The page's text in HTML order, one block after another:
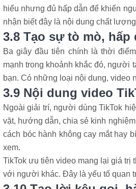
hiểu nhưng đủ hấp dẫn để khiến
nhận biết đây là nội dung chất
3.8 Tạo sự tò mò, hấp
Ba giây đầu tiên chính là thời
mạnh trong khoảnh khắc đó, người
bạn. Có những loại nội dung, video
3.9 Nội dung video
Ngoài giải trí, người dùng TikTok
vặt, hướng dẫn, chia sẻ kinh
cách bóc hành không cay mắt hay
xem.
TikTok ưu tiên video mang lại giá
với người khác. Đây là yếu tố quan